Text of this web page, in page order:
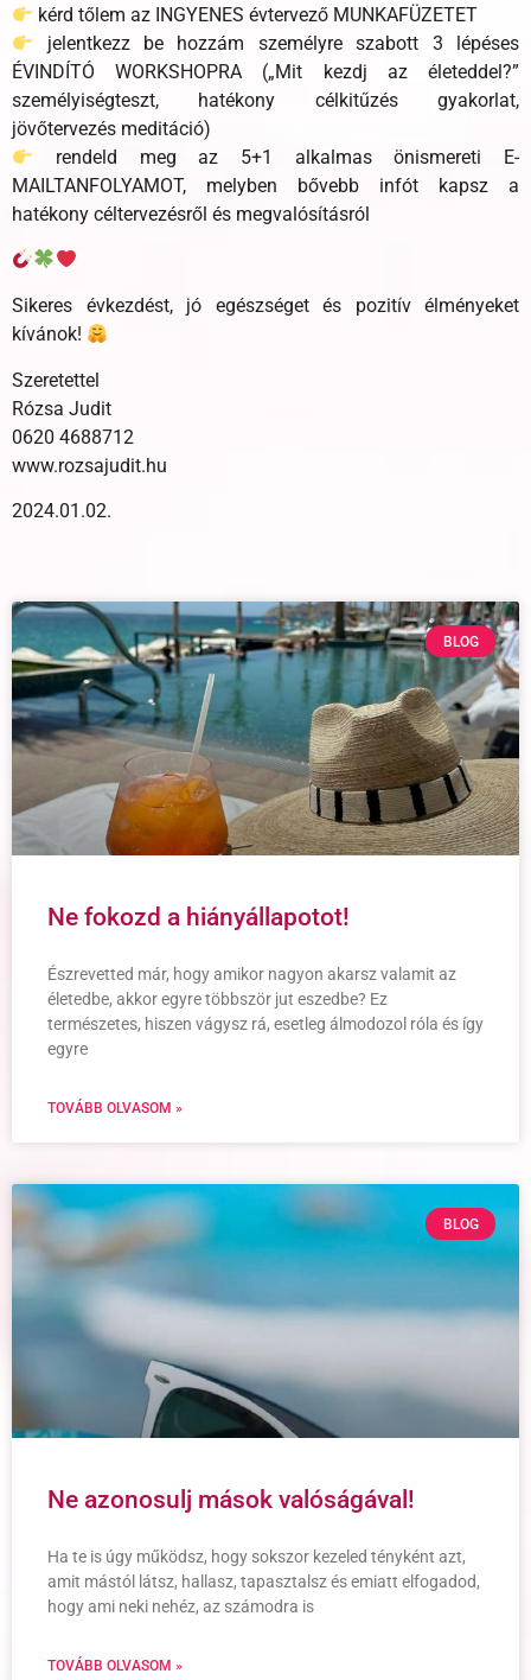
kérd tőlem az INGYENES évtervező MUNKAFÜZETET
jelentkezz be hozzám személyre szabott 3 lépéses
ÉVINDÍTÓ WORKSHOPRA („Mit kezdj az életeddel?”
személyiségteszt, hatékony célkitűzés gyakorlat,
jövőtervezés meditáció)
rendeld meg az 5+1 alkalmas önismereti E-
MAILTANFOLYAMOT, melyben bővebb infót kapsz a
hatékony céltervezésről és megvalósításról
Sikeres évkezdést, jó egészséget és pozitív élményeket
kívánok!
Szeretettel
Rózsa Judit
0620 4688712
www.rozsajudit.hu
2024.01.02.
BLOG
Ne fokozd a hiányállapotot!
Észrevetted már, hogy amikor nagyon akarsz valamit az
életedbe, akkor egyre többször jut eszedbe? Ez
természetes, hiszen vágysz rá, esetleg álmodozol róla és így
egyre
TOVÁBB OLVASOM »
BLOG
Ne azonosulj mások valóságával!
Ha te is úgy működsz, hogy sokszor kezeled tényként azt,
amit mástól látsz, hallasz, tapasztalsz és emiatt elfogadod,
hogy ami neki nehéz, az számodra is
TOVÁBB OLVASOM »